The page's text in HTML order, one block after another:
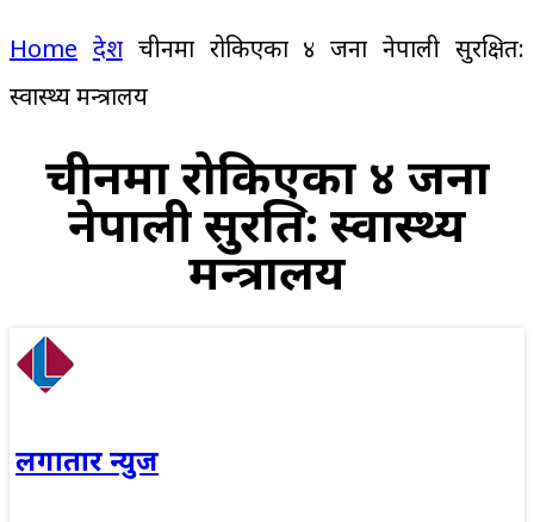
Home देश चीनमा रोकिएका ४ जना नेपाली सुरक्षित:
स्वास्थ्य मन्त्रालय
चीनमा रोकिएका ४ जना
नेपाली सुरक्षित: स्वास्थ्य
मन्त्रालय
लगातार न्युज